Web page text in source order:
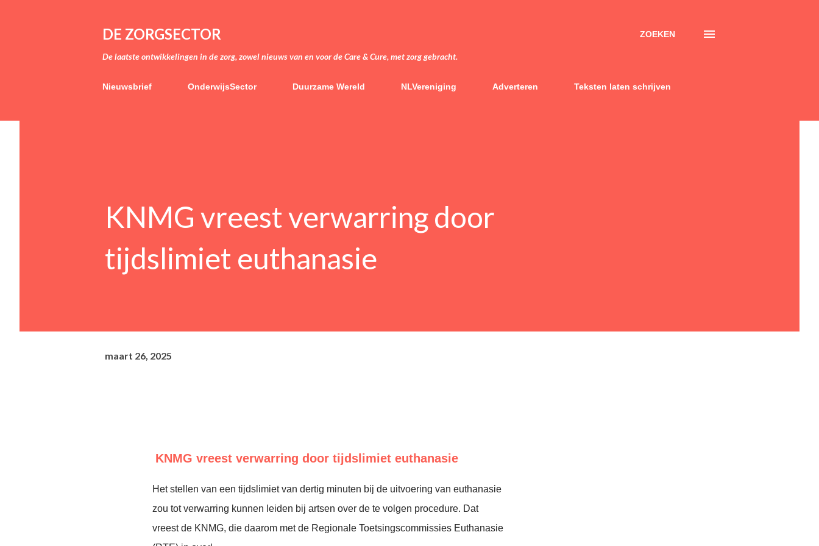
DE ZORGSECTOR
De laatste ontwikkelingen in de zorg, zowel nieuws van en voor de Care & Cure, met zorg gebracht.
ZOEKEN
Nieuwsbrief OnderwijsSector Duurzame Wereld NLVereniging Adverteren Teksten laten schrijven
KNMG vreest verwarring door
tijdslimiet euthanasie
maart 26, 2025
KNMG vreest verwarring door tijdslimiet euthanasie
Het stellen van een tijdslimiet van dertig minuten bij de uitvoering van euthanasie
zou tot verwarring kunnen leiden bij artsen over de te volgen procedure. Dat
vreest de KNMG, die daarom met de Regionale Toetsingscommissies Euthanasie